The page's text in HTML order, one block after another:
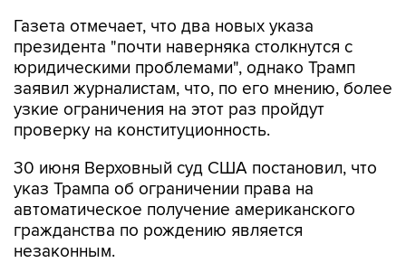
Газета отмечает, что два новых указа
президента "почти наверняка столкнутся с
юридическими проблемами", однако Трамп
заявил журналистам, что, по его мнению, более
узкие ограничения на этот раз пройдут
проверку на конституционность.
30 июня Верховный суд США постановил, что
указ Трампа об ограничении права на
автоматическое получение американского
гражданства по рождению является
незаконным.